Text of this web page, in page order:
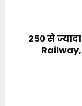
250 से
Railway,